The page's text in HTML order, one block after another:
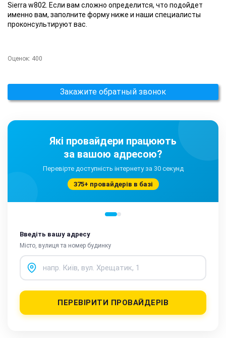
Sierra w802. Если вам сложно определится, что подойдет
именно вам, заполните форму ниже и наши специалисты
проконсультируют вас.
Оценок: 400
Закажите обратный звонок
Які провайдери працюють
за вашою адресою?
Перевірте доступність інтернету за 30 секунд
375+ провайдерів в базі
Введіть вашу адресу
Місто, вулиця та номер будинку
ПЕРЕВІРИТИ ПРОВАЙДЕРІВ